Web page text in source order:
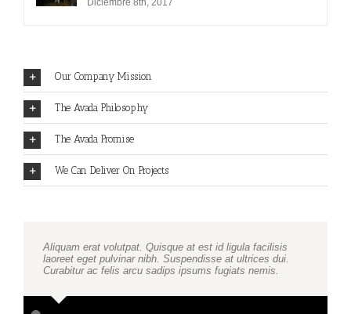
Diciembre 8th, 2017
Our Company Mission
The Avada Philosophy
The Avada Promise
We Can Deliver On Projects
Aliquam erat volutpat. Quisque at est id ligula facilisis
laoreet eget pulvinar nibh. Suspendisse at ultrices dui.
Curabitur ac felis arcu sadips ipsums fugiats nemis.